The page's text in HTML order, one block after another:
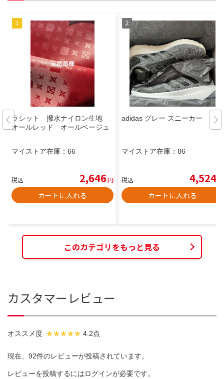
ラシット 撥水ナイロン生地
オールレッド オールベージュ
マイストア在庫： 66
税込 2,646円
カートに入れる
adidas グレー スニーカー
マイストア在庫： 86
税込 4,524
カートに入れる
このカテゴリをもっと見る
カスタマーレビュー
オススメ度 4.2点
現在、92件のレビューが投稿されています。
レビューを投稿するにはログインが必要です。